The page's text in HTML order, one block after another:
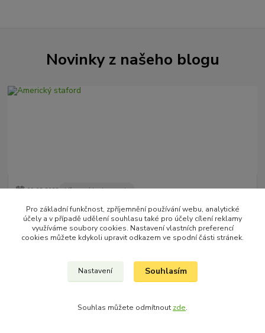
Novinky z našeho blogu
09.08.2023 Vše o psích plemenech
Americký staford
Americký Staffordshire Teriér, často nazývaný "Amstaff", je
plemeno psa původem z USA. Toto plemeno spadá do skupiny
Pro základní funkčnost, zpříjemnění používání webu, analytické
účely a v případě udělení souhlasu také pro účely cílení reklamy
využíváme soubory cookies. Nastavení vlastních preferencí
cookies můžete kdykoli upravit odkazem ve spodní části stránek.
Nastavení Souhlasím
Souhlas můžete odmítnout zde.